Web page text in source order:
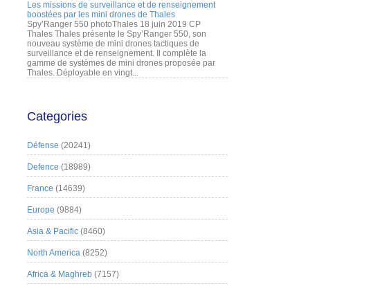
Les missions de surveillance et de renseignement
boostées par les mini drones de Thales
Spy’Ranger 550 photoThales 18 juin 2019 CP
Thales Thales présente le Spy’Ranger 550, son
nouveau système de mini drones tactiques de
surveillance et de renseignement. Il complète la
gamme de systèmes de mini drones proposée par
Thales. Déployable en vingt...
Categories
Défense (20241)
Defence (18989)
France (14639)
Europe (9884)
Asia & Pacific (8460)
North America (8252)
Africa & Maghreb (7157)